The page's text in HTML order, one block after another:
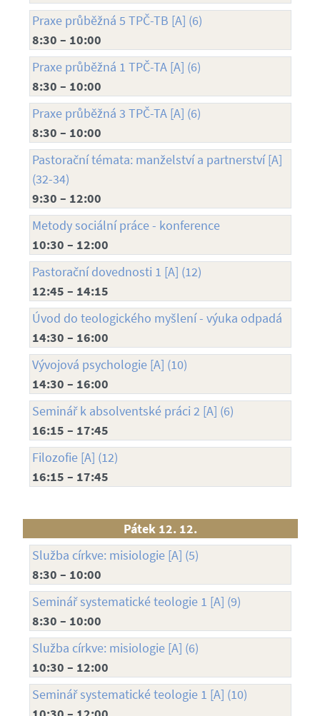
Praxe průběžná 5 TPČ-TB [A] (6)
8:30 – 10:00
Praxe průběžná 1 TPČ-TA [A] (6)
8:30 – 10:00
Praxe průběžná 3 TPČ-TA [A] (6)
8:30 – 10:00
Pastorační témata: manželství a partnerství [A]
(32-34)
9:30 – 12:00
Metody sociální práce - konference
10:30 – 12:00
Pastorační dovednosti 1 [A] (12)
12:45 – 14:15
Úvod do teologického myšlení - výuka odpadá
14:30 – 16:00
Vývojová psychologie [A] (10)
14:30 – 16:00
Seminář k absolventské práci 2 [A] (6)
16:15 – 17:45
Filozofie [A] (12)
16:15 – 17:45
Pátek 12. 12.
Služba církve: misiologie [A] (5)
8:30 – 10:00
Seminář systematické teologie 1 [A] (9)
8:30 – 10:00
Služba církve: misiologie [A] (6)
10:30 – 12:00
Seminář systematické teologie 1 [A] (10)